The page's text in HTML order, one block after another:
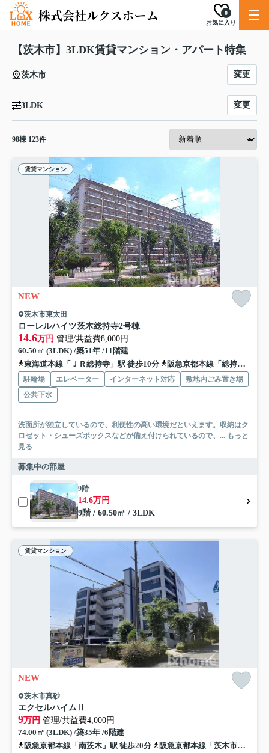
お気に入り
0
【茨木市】3LDK賃貸マンション・アパート特集
茨木市 変更
3LDK 変更
98棟 123件
賃貸マンション
NEW
茨木市東太田
ローレルハイツ茨木総持寺2号棟
14.6万円 管理/共益費8,000円
60.50㎡ (3LDK) /築51年 /11階建
東海道本線「ＪＲ総持寺」駅 徒歩10分
阪急京都本線「総持寺」駅 徒歩16分
駐輪場 エレベーター インターネット対応
敷地内ごみ置き場
公共下水
洗面所が独立しているので、利便性の高い環境だといえます。収納はク
ロゼット・シューズボックスなどが備え付けられているので、... もっと
見る
募集中の部屋
9階
14.6万円
9階 / 60.50㎡ / 3LDK
賃貸マンション
NEW
茨木市真砂
エクセルハイムⅡ
9万円 管理/共益費4,000円
74.00㎡ (3LDK) /築35年 /6階建
阪急京都本線「南茨木」駅 徒歩20分
阪急京都本線「茨木市」駅 徒歩33分